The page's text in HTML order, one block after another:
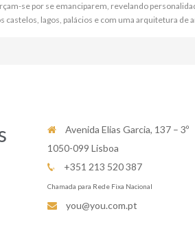
se por se emanciparem, revelando
castelos, lagos, palácios e com uma arquitetura de
Avenida Elias Garcia, 137 – 3º
1050-099 Lisboa
+351 213 520 387
Chamada para Rede Fixa Nacional
you@you.com.pt